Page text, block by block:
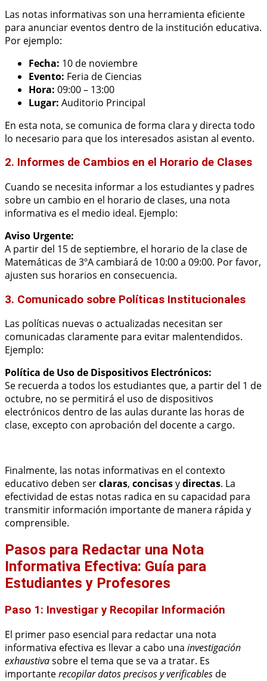
Las notas informativas son una herramienta eficiente
para anunciar eventos dentro de la institución educativa.
Por ejemplo:
Fecha: 10 de noviembre
Evento: Feria de Ciencias
Hora: 09:00 – 13:00
Lugar: Auditorio Principal
En esta nota, se comunica de forma clara y directa todo
lo necesario para que los interesados asistan al evento.
2. Informes de Cambios en el Horario de Clases
Cuando se necesita informar a los estudiantes y padres
sobre un cambio en el horario de clases, una nota
informativa es el medio ideal. Ejemplo:
Aviso Urgente:
A partir del 15 de septiembre, el horario de la clase de
Matemáticas de 3ºA cambiará de 10:00 a 09:00. Por favor,
ajusten sus horarios en consecuencia.
3. Comunicado sobre Políticas Institucionales
Las políticas nuevas o actualizadas necesitan ser
comunicadas claramente para evitar malentendidos.
Ejemplo:
Política de Uso de Dispositivos Electrónicos:
Se recuerda a todos los estudiantes que, a partir del 1 de
octubre, no se permitirá el uso de dispositivos
electrónicos dentro de las aulas durante las horas de
clase, excepto con aprobación del docente a cargo.
Finalmente, las notas informativas en el contexto
educativo deben serclaras, concisasydirectas. La
efectividad de estas notas radica en su capacidad para
transmitir información importante de manera rápida y
comprensible.
Pasos para Redactar una Nota
Informativa Efectiva: Guía para
Estudiantes y Profesores
Paso 1: Investigar y Recopilar Información
El primer paso esencial para redactar una nota
informativa efectiva es llevar a cabo una investigación
exhaustivasobre el tema que se va a tratar. Es
importanterecopilar datos precisos y verificables de